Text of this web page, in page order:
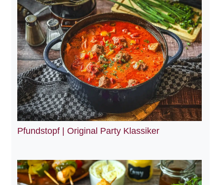
Pfundstopf | Original Party Klassiker